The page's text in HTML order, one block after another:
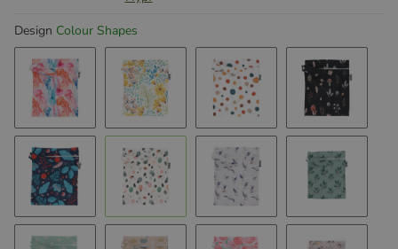
Design Colour Shapes
Jellyfish Sea of FlowersBlobs
Flower Magic Colour ShapesGulls Leaves